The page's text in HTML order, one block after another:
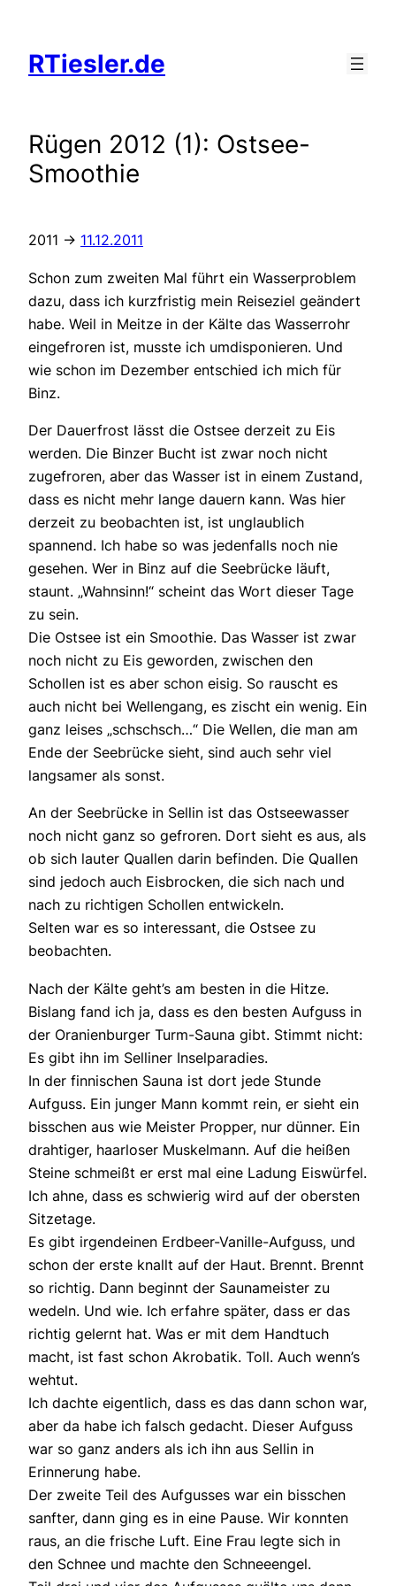
springen
RTiesler.de
Rügen 2012 (1): Ostsee-
Smoothie
2011 -> 11.12.2011
Schon zum zweiten Mal führt ein Wasserproblem
dazu, dass ich kurzfristig mein Reiseziel geändert
habe. Weil in Meitze in der Kälte das Wasserrohr
eingefroren ist, musste ich umdisponieren. Und
wie schon im Dezember entschied ich mich für
Binz.
Der Dauerfrost lässt die Ostsee derzeit zu Eis
werden. Die Binzer Bucht ist zwar noch nicht
zugefroren, aber das Wasser ist in einem Zustand,
dass es nicht mehr lange dauern kann. Was hier
derzeit zu beobachten ist, ist unglaublich
spannend. Ich habe so was jedenfalls noch nie
gesehen. Wer in Binz auf die Seebrücke läuft,
staunt. „Wahnsinn!“ scheint das Wort dieser Tage
zu sein.
Die Ostsee ist ein Smoothie. Das Wasser ist zwar
noch nicht zu Eis geworden, zwischen den
Schollen ist es aber schon eisig. So rauscht es
auch nicht bei Wellengang, es zischt ein wenig. Ein
ganz leises „schschsch…“ Die Wellen, die man am
Ende der Seebrücke sieht, sind auch sehr viel
langsamer als sonst.
An der Seebrücke in Sellin ist das Ostseewasser
noch nicht ganz so gefroren. Dort sieht es aus, als
ob sich lauter Quallen darin befinden. Die Quallen
sind jedoch auch Eisbrocken, die sich nach und
nach zu richtigen Schollen entwickeln.
Selten war es so interessant, die Ostsee zu
beobachten.
Nach der Kälte geht’s am besten in die Hitze.
Bislang fand ich ja, dass es den besten Aufguss in
der Oranienburger Turm-Sauna gibt. Stimmt nicht:
Es gibt ihn im Selliner Inselparadies.
In der finnischen Sauna ist dort jede Stunde
Aufguss. Ein junger Mann kommt rein, er sieht ein
bisschen aus wie Meister Propper, nur dünner. Ein
drahtiger, haarloser Muskelmann. Auf die heißen
Steine schmeißt er erst mal eine Ladung Eiswürfel.
Ich ahne, dass es schwierig wird auf der obersten
Sitzetage.
Es gibt irgendeinen Erdbeer-Vanille-Aufguss, und
schon der erste knallt auf der Haut. Brennt. Brennt
so richtig. Dann beginnt der Saunameister zu
wedeln. Und wie. Ich erfahre später, dass er das
richtig gelernt hat. Was er mit dem Handtuch
macht, ist fast schon Akrobatik. Toll. Auch wenn’s
wehtut.
Ich dachte eigentlich, dass es das dann schon war,
aber da habe ich falsch gedacht. Dieser Aufguss
war so ganz anders als ich ihn aus Sellin in
Erinnerung habe.
Der zweite Teil des Aufgusses war ein bisschen
sanfter, dann ging es in eine Pause. Wir konnten
raus, an die frische Luft. Eine Frau legte sich in
den Schnee und machte den Schneeengel.